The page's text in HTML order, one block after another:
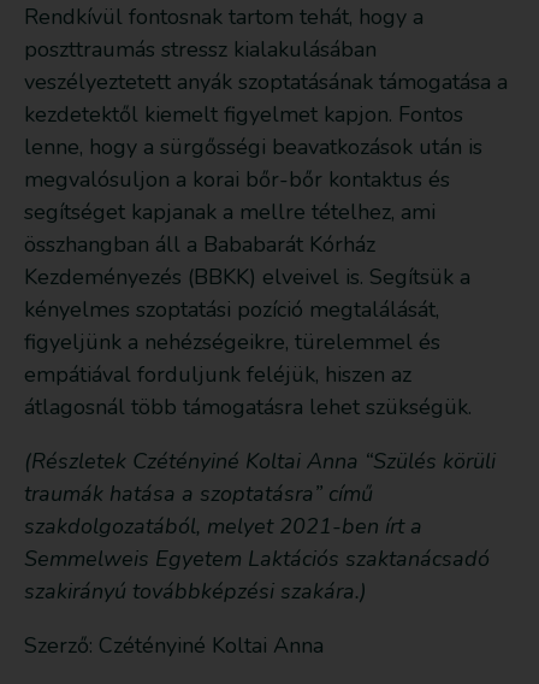
Rendkívül fontosnak tartom tehát, hogy a
poszttraumás stressz kialakulásában
veszélyeztetett anyák szoptatásának támogatása a
kezdetektől kiemelt figyelmet kapjon. Fontos
lenne, hogy a sürgősségi beavatkozások után is
megvalósuljon a korai bőr-bőr kontaktus és
segítséget kapjanak a mellre tételhez, ami
összhangban áll a Bababarát Kórház
Kezdeményezés (BBKK) elveivel is. Segítsük a
kényelmes szoptatási pozíció megtalálását,
figyeljünk a nehézségeikre, türelemmel és
empátiával forduljunk feléjük, hiszen az
átlagosnál több támogatásra lehet szükségük.
(Részletek Czétényiné Koltai Anna “Szülés körüli
traumák hatása a szoptatásra” című
szakdolgozatából, melyet 2021-ben írt a
Semmelweis Egyetem Laktációs szaktanácsadó
szakirányú továbbképzési szakára.)
Szerző: Czétényiné Koltai Anna